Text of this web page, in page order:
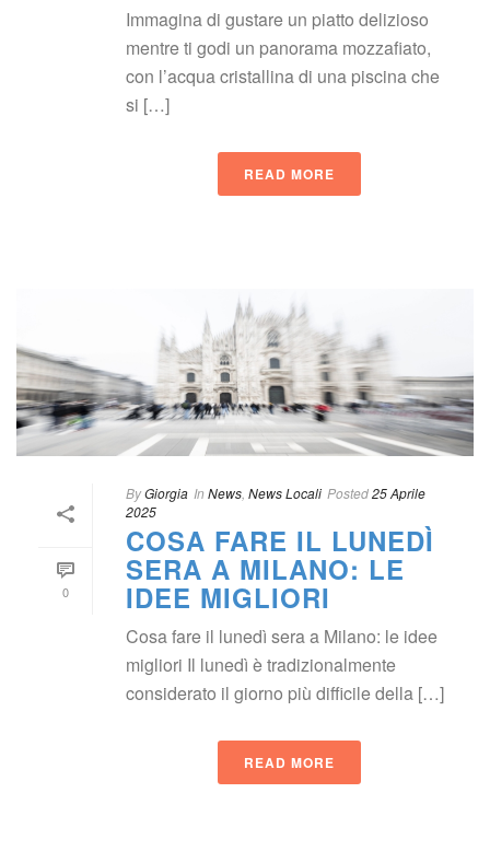
Immagina di gustare un piatto delizioso
mentre ti godi un panorama mozzafiato,
con l’acqua cristallina di una piscina che
i […]
READ MORE
0
ByGiorgia In New News Locali Posted25 Aprile
2025
COSA FARE IL LUNEDÌ
SERA A MILANO: LE
IDEE MIGLIORI
Cosa fare il lunedì sera a Milano: le idee
migliori Il lunedì è tradizionalmente
considerato il giorno più difficile della […]
READ MORE